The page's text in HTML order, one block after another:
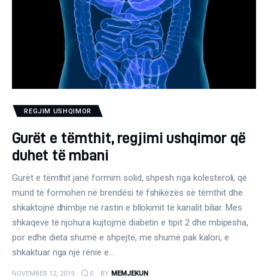
Gjinekologji/ Andrologji
Hematologji
Intervista
Laborator dhe Radiologji
Mirëqenie
Okulistike
Onkologji
ORL
REGJIM USHQIMOR
Gurët e tëmthit, regjimi ushqimor që
duhet të mbani
Gurët e tëmthit janë formim solid, shpesh nga kolesteroli, që
mund të formohen në brendësi të fshikëzës së tëmthit dhe
shkaktojnë dhimbje në rastin e bllokimit të kanalit biliar. Mes
shkaqeve të njohura kujtojmë diabetin e tipit 2 dhe mbipesha,
por edhe dieta shumë e shpejtë, me shumë pak kalori, e
shkaktuar nga një rënie e…
NOVEMBER 12, 2019 0 BY MEMJEKUN